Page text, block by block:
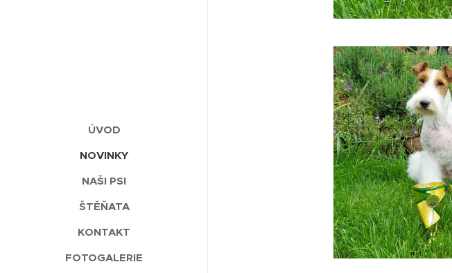
ÚVOD
NOVINKY
NAŠI PSI
ŠTĚŇATA
KONTAKT
FOTOGALERIE